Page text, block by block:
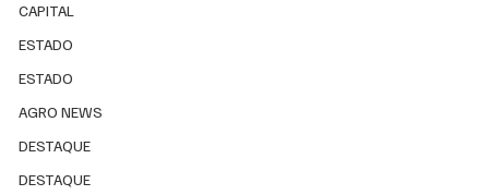
CAPITAL
ESTADO
ESTADO
AGRO NEWS
DESTAQUE
DESTAQUE